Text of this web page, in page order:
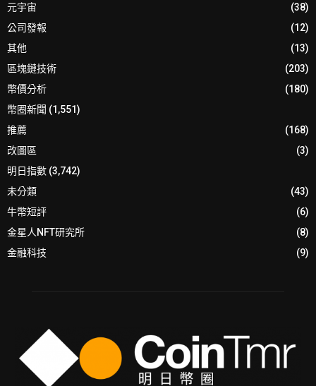
元宇宙
(38)
公司發報
(12)
其他
(13)
區塊鏈技術
(203)
幣價分析
(180)
幣圈新聞 (1,551)
推薦
(168)
改圖區
(3)
明日指數 (3,742)
未分類
(43)
牛幣短評
(6)
金星人NFT研究所
(8)
金融科技
(9)